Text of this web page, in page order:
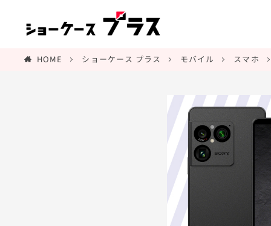
HOME ショーケース プラス モバイル スマホ